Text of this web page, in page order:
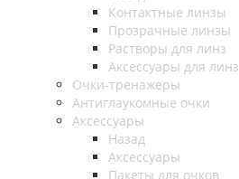
Контактные линзы
Прозрачные линзы
Растворы для линз
Аксессуары для линз
Очки-тренажеры
Антиглаукомные очки
Аксессуары
Назад
Аксессуары
Пакеты для очков